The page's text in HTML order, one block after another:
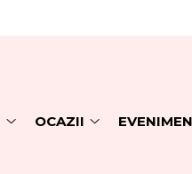
OCAZII